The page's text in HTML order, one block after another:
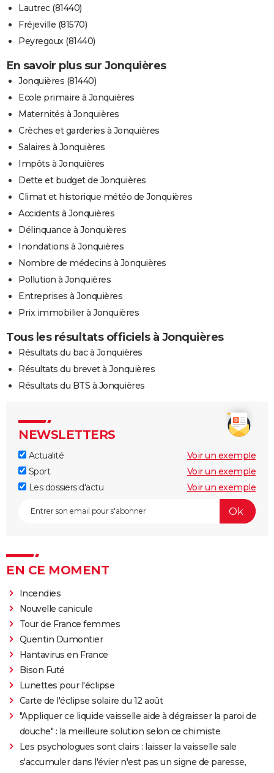
Lautrec (81440)
Fréjeville (81570)
Peyregoux (81440)
En savoir plus sur Jonquières
Jonquières (81440)
Ecole primaire à Jonquières
Maternités à Jonquières
Crèches et garderies à Jonquières
Salaires à Jonquières
Impôts à Jonquières
Dette et budget de Jonquières
Climat et historique météo de Jonquières
Accidents à Jonquières
Délinquance à Jonquières
Inondations à Jonquières
Nombre de médecins à Jonquières
Pollution à Jonquières
Entreprises à Jonquières
Prix immobilier à Jonquières
Tous les résultats officiels à Jonquières
Résultats du bac à Jonquières
Résultats du brevet à Jonquières
Résultats du BTS à Jonquières
NEWSLETTERS
Actualité
Voir un exemple
Sport
Voir un exemple
Les dossiers d'actu
Voir un exemple
EN CE MOMENT
Incendies
Nouvelle canicule
Tour de France femmes
Quentin Dumontier
Hantavirus en France
Bison Futé
Lunettes pour l'éclipse
Carte de l'éclipse solaire du 12 août
"Appliquer ce liquide vaisselle aide à dégraisser la paroi de
douche" : la meilleure solution selon ce chimiste
Les psychologues sont clairs : laisser la vaisselle sale
s'accumuler dans l'évier n'est pas un signe de paresse,